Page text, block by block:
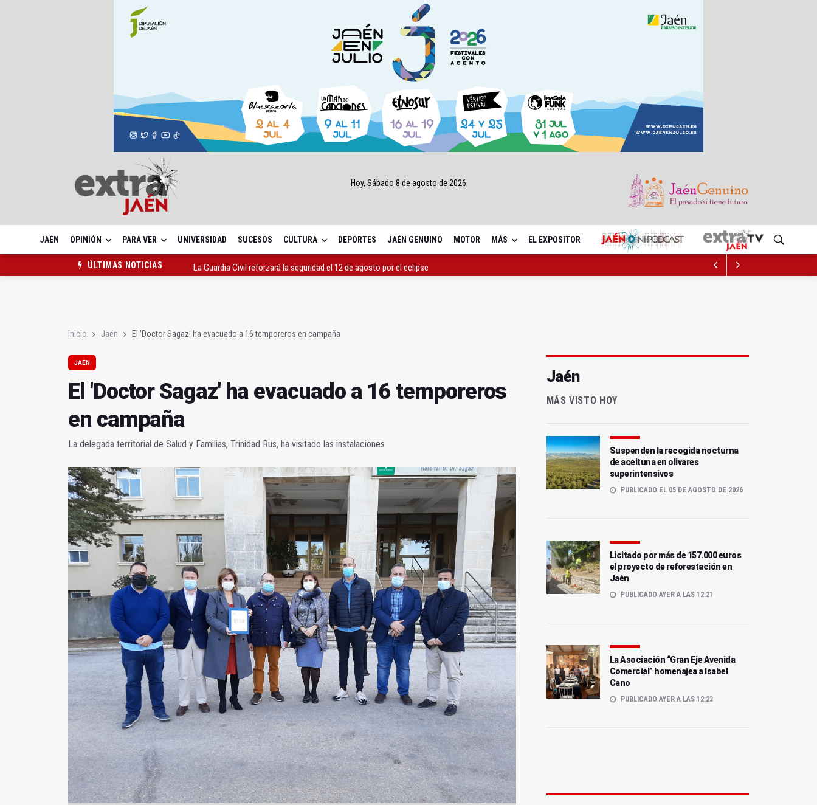
Hoy, Sábado 8 de agosto de 2026
JAÉN OPINIÓN PARA VER UNIVERSIDAD SUCESOS CULTURA DEPORTES JAÉN GENUINO MOTOR MÁS EL EXPOSITOR
ÚLTIMAS NOTICIAS
La Guardia Civil reforzará la seguridad el 12 de agosto por el eclipse
Inicio Jaén El 'Doctor Sagaz' ha evacuado a 16 temporeros en campaña
JAÉN
El 'Doctor Sagaz' ha evacuado a 16 temporeros
en campaña
La delegada territorial de Salud y Familias, Trinidad Rus, ha visitado las instalaciones
Jaén
MÁS VISTO HOY
Suspenden la recogida nocturna
de aceituna en olivares
superintensivos
PUBLICADO EL 05 DE AGOSTO DE 2026
Licitado por más de 157.000 euros
el proyecto de reforestación en
Jaén
PUBLICADO AYER A LAS 12:21
La Asociación “Gran Eje Avenida
Comercial” homenajea a Isabel
Cano
PUBLICADO AYER A LAS 12:23